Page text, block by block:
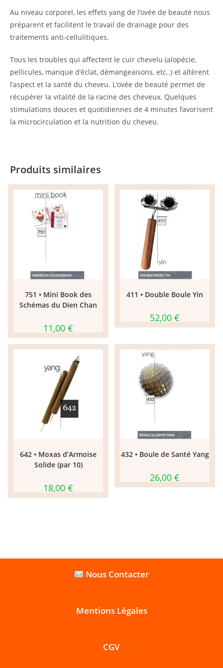
Au niveau corporel, les effets yang de l’ovée de beauté nous
préparent et facilitent le travail de drainage pour des
traitements anti-cellulitiques.
Tous les troubles qui affectent le cuir chevelu (alopécie,
pellicules, manque d’éclat, démangeaisons, etc..) et altèrent
l’aspect et la santé du cheveu. L’ovée de beauté permet de
récupérer la vitalité de la racine des cheveux. Quelques
stimulations douces et quotidiennes de 4 minutes favorisent
la microcirculation et la nutrition du cheveu.
Produits similaires
751 • Mini Book des
Schémas du Dien Chan
11,00 €
411 • Double Boule Yin
52,00 €
642 • Moxas d’Armoise
Solide (par 10)
18,00 €
432 • Boule de Santé Yang
26,00 €
Nous Contacter
Mentions Légales
CGV